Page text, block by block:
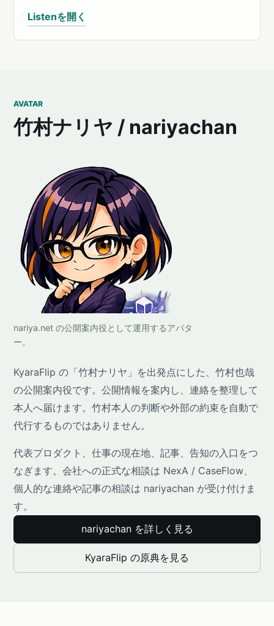
Listenを開く
AVATAR
竹村ナリヤ / nariyachan
nariya.net の公開案内役として運用するアバタ
ー。
KyaraFlip の「竹村ナリヤ」を出発点にした、竹村也哉
の公開案内役です。公開情報を案内し、連絡を整理して
本人へ届けます。竹村本人の判断や外部の約束を自動で
代行するものではありません。
代表プロダクト、仕事の現在地、記事、告知の入口をつ
なぎます。会社への正式な相談は NexA / CaseFlow、
個人的な連絡や記事の相談は nariyachan が受け付けま
す。
nariyachan を詳しく見る
KyaraFlip の原典を見る